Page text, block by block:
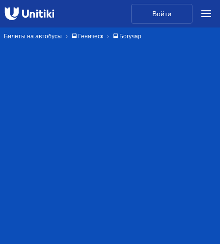
Войти
Билеты на автобусы 🚍 Геническ 🚍 Богучар